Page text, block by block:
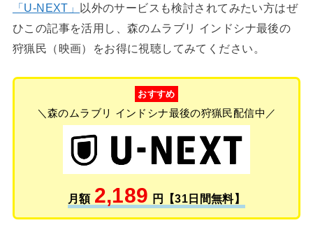
「U-NEXT」 以外のサービスも検討されてみたい方はぜ
ひこの記事を活用し、森のムラブリ インドシナ最後の
狩猟民（映画）をお得に視聴してみてください。
おすすめ
＼森のムラブリ インドシナ最後の狩猟民配信中／
月額 2,189 円【31日間無料】